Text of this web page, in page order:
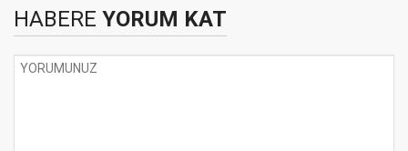
HABERE YORUM KAT